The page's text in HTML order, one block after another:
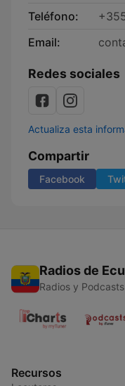
Teléfono:
Email:
Redes sociales
Actualiza esta
Compartir
Facebook
Radios de
Radios y Podcasts
Recursos